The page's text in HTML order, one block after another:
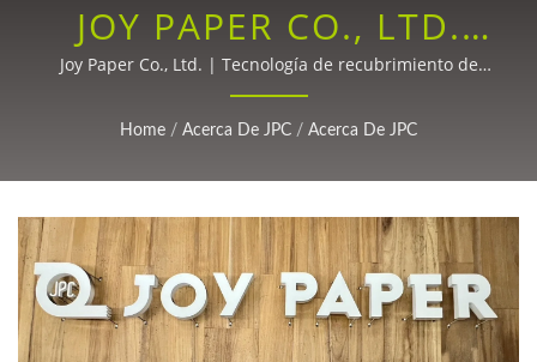
JOY PAPER CO., LTD.
(JOYPAPER) |
PROVEEDOR DE
TECNOLOGÍA DE
RECUBRIMIENTO DE
PRECISIÓN Y
SOLUCIONES
Joy Paper Co., Ltd. | Tecnología de recubrimiento de
precisión para fibra de carbono, empaques, etiquetas,
productos médicos y cintas adhesivas desde 1988.
Home / Acerca De JPC / Acerca De JPC